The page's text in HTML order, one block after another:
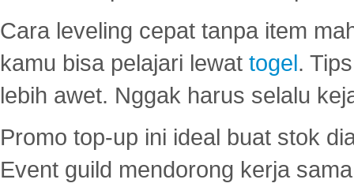
Cara leveling cepat tanpa item
kamu bisa pelajari lewat togel.
lebih awet. Nggak harus selalu
Promo top-up ini ideal buat stok
Event guild mendorong kerja